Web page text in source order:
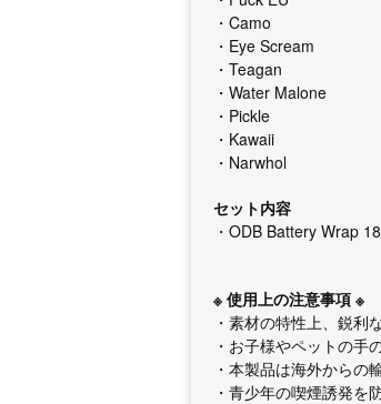
・Camo
・Eye Scream
・Teagan
・Water Malone
・Pickle
・Kawaii
・Narwhol
セット内容
・ODB Battery Wrap
※ 使用上の注意事項 ※
・素材の特性上、鋭利
・お子様やペットの手
・本製品は海外からの
・青少年の喫煙誘発を